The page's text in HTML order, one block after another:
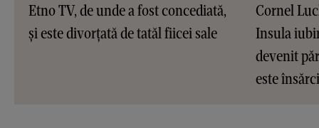
Etno TV, de unde a fost concediată,
și este divorțată de tatăl fiicei sale
Cornel
Insula
devenit
este